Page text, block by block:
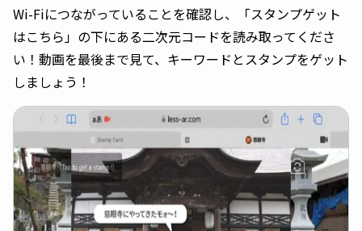
Wi-Fiにつながっていることを確認し、「スタンプゲット
はこちら」の下にある二次元コードを読み取ってくださ
い！動画を最後まで見て、キーワードとスタンプをゲット
しましょう！